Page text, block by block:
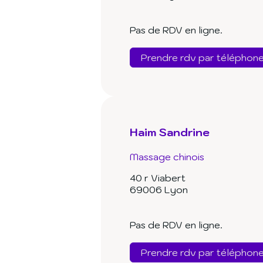
Pas de RDV en ligne.
Prendre rdv par
Haim Sandrine
Massage chinois
40 r Viabert
69006 Lyon
Pas de RDV en ligne.
Prendre rdv par